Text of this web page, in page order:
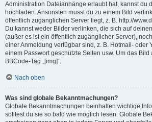
Administration Dateianhänge erlaubt hat, kannst du
hochladen. Ansonsten musst du zu einem Bild
öffentlich zugänglichen Server liegt, z. B. http://
Du kannst weder Bilder verlinken, die sich auf
(außer es ist ein öffentlich zugänglicher Server),
einer Anmeldung verfügbar sind, z. B. Hotmail- oder
einem Passwort geschützte Seiten usw. Um das
BBCode-Tag „[img]“.
Nach oben
Was sind globale Bekanntmachungen?
Globale Bekanntmachungen beinhalten wichtige
solltest du sie so bald wie möglich lesen. Globale